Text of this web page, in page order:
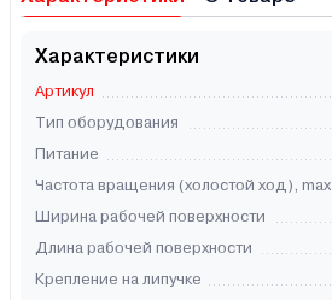
Характеристики
Артикул
Тип оборудования
Питание
Частота вращения (холостой ход), max
Ширина рабочей поверхности
Длина рабочей поверхности
Крепление на липучке